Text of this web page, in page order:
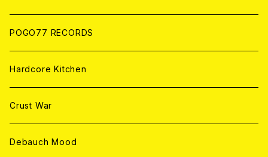
POGO77 RECORDS
Hardcore Kitchen
Crust War
Debauch Mood